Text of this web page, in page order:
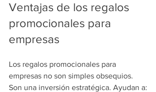
Ventajas de los regalos
promocionales para
empresas
Los regalos promocionales para
empresas no son simples obsequios.
Son una inversión estratégica. Ayudan a: